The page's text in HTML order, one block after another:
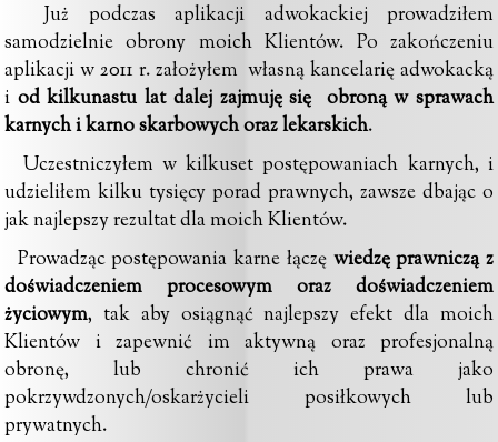
Już podczas aplikacji adwokackiej prowadziłem
samodzielnie obrony moich Klientów. Po zakończeniu
aplikacji w 2011 r. założyłem własną kancelarię adwokacką
i odkilkunastu latdalej zajmuję się obroną w sprawach
karnych i karno skarbowych oraz lekarskich.
Uczestniczyłem w kilkuset postępowaniach karnych, i
udzieliłem kilku tysięcy porad prawnych, zawsze dbając o
jak najlepszy rezultat dla moich Klientów.
Prowadząc postępowania karne łączę wiedzę prawniczą z
doświadczeniem procesowym oraz doświadczeniem
życiowym, tak aby osiągnąć najlepszy efekt dla moich
Klientów i zapewnić im aktywną oraz profesjonalną
obronę, lub chronić ich prawa jako
pokrzywdzonych/oskarżycieli posiłkowych lub
prywatnych.